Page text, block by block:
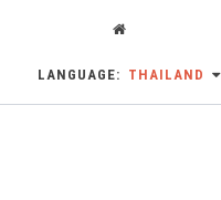
LANGUAGE: THAILAND